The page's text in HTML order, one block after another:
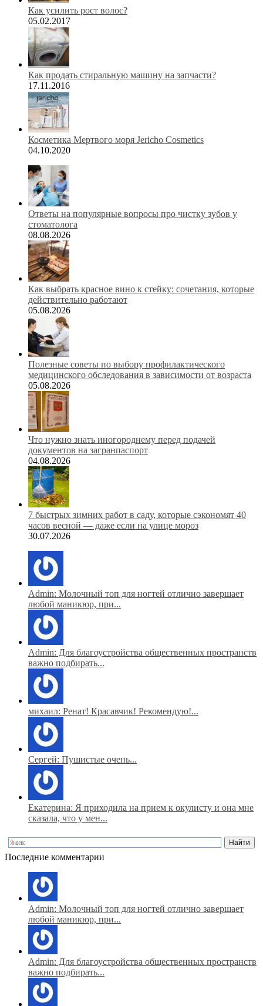
Как усилить рост волос?
05.02.2017
Как продать стиральную машину на запчасти?
17.11.2016
Косметика Мертвого моря Jericho Cosmetics
04.10.2020
Ответы на популярные вопросы про чистку зубов у
стоматолога
08.08.2026
Как выбрать красное вино к стейку: сочетания, которые
действительно работают
05.08.2026
Полезные советы по выбору профилактического
медицинского обследования в зависимости от возраста
05.08.2026
Что нужно знать иногороднему перед подачей
документов на загранпаспорт
04.08.2026
7 быстрых зимних работ в саду, которые сэкономят 40
часов весной — даже если на улице мороз
30.07.2026
Admin: Молочный топ для ногтей отлично завершает
любой маникюр, при...
Admin: Для благоустройства общественных пространств
важно подбирать...
михаил: Ренат! Красавчик! Рекомендую!...
Сергей: Пушистые очень...
Екатерина: Я приходила на прием к окулисту и она мне
сказала, что у мен...
Последние комментарии
Admin: Молочный топ для ногтей отлично завершает
любой маникюр, при...
Admin: Для благоустройства общественных пространств
важно подбирать...